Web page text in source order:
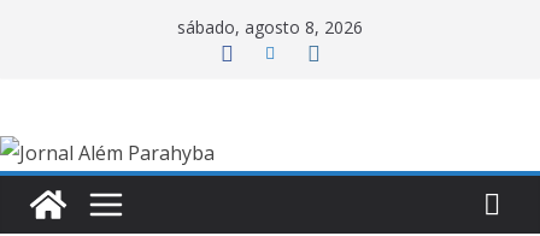
sábado, agosto 8, 2026